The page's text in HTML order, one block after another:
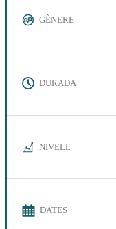
GÈNERE
DURADA
NIVELL
DATES